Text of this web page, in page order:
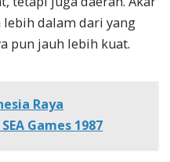
dalam dari yang
pun jauh lebih kuat.
Raya
Games 1987